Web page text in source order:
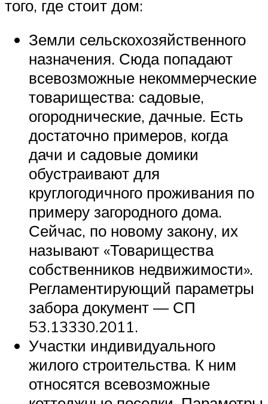
того, где стоит дом:
Земли сельскохозяйственного
назначения. Сюда попадают
всевозможные некоммерческие
товарищества: садовые,
огороднические, дачные. Есть
достаточно примеров, когда
дачи и садовые домики
обустраивают для
круглогодичного проживания по
примеру загородного дома.
Сейчас, по новому закону, их
называют «Товарищества
собственников недвижимости».
Регламентирующий параметры
забора документ — СП
53.13330.2011.
Участки индивидуального
жилого строительства. К ним
относятся всевозможные